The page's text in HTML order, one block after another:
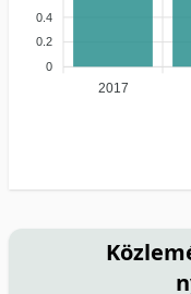
0.4
0.2
0
2017